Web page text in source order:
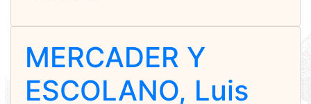
MERCADER Y
ESCOLANO, Luis